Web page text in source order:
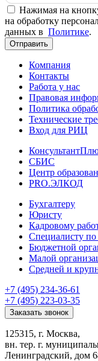
Нажимая на
на обработку
данных в Политике.
Отправить
Компания
Контакты
Работа у нас
Правовая
Политика
Технические
Вход для РИЦ
СБИС
Центр
PRO.ЭЛКОД
Бухгалтеру
Юристу
Кадровому
Специалисту по
Бюджетной
Малой
Средней и
+7 (495) 234-36-61
+7 (495) 223-03-35
Заказать звонок
125315, г. Москва,
вн. тер. г.
Ленинградский, дом